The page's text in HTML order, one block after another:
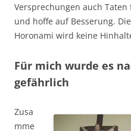
Versprechungen auch
und hoffe auf Besserung.
Horonami wird keine
Für mich wurde es
gefährlich
Zusa
mme